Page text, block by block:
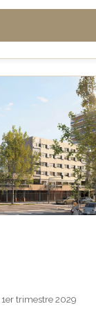
1er trimestre 2029